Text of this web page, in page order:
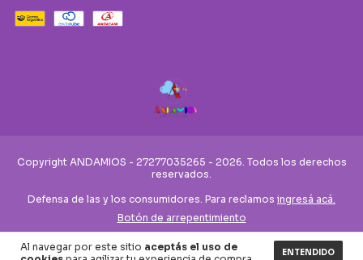
Al navegar por este sitio aceptás el uso de
ENTENDIDO
Copyright ANDAMIOS - 27277035265 - 2026. Todos los derechos
reservados.
Defensa de las y los consumidores. Para reclamos ingresá acá.
Botón de arrepentimiento